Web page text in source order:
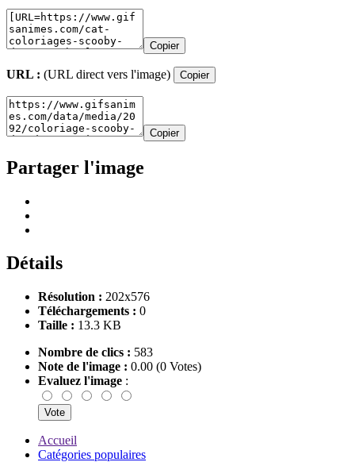
Copier
URL : (URL direct vers l'image) Copier
Copier
Partager l'image
Détails
Résolution : 202x576
Téléchargements : 0
Taille : 13.3 KB
Nombre de clics : 583
Note de l'image : 0.00 (0 Votes)
Evaluez l'image :
Accueil
Catégories populaires